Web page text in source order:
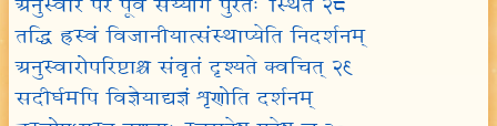
तद्धि ह्रस्वं विजानीयात्संस्थाप्येति निदर्शनम्
अनुस्वारोपरिष्टाश्च संवृतं दृश्यते क्वचित् २९
सदीर्घमपि विज्ञेयाद्यज्ञं शृणोति दर्शनम्